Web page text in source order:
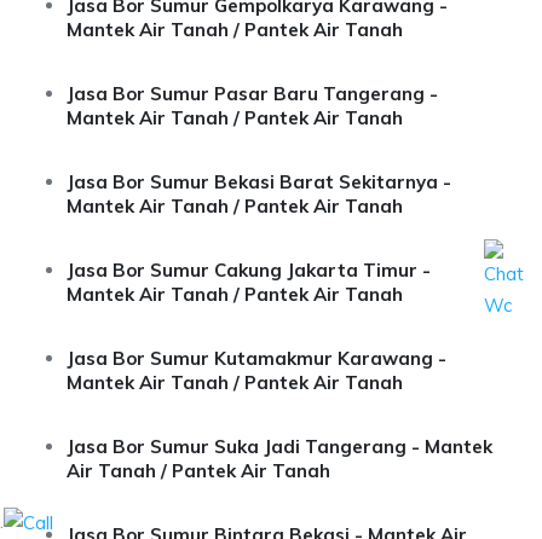
Jasa Bor Sumur Gempolkarya Karawang -
Mantek Air Tanah / Pantek Air Tanah
Jasa Bor Sumur Pasar Baru Tangerang -
Mantek Air Tanah / Pantek Air Tanah
Jasa Bor Sumur Bekasi Barat Sekitarnya -
Mantek Air Tanah / Pantek Air Tanah
Jasa Bor Sumur Cakung Jakarta Timur -
Mantek Air Tanah / Pantek Air Tanah
Jasa Bor Sumur Kutamakmur Karawang -
Mantek Air Tanah / Pantek Air Tanah
Jasa Bor Sumur Suka Jadi Tangerang - Mantek
Air Tanah / Pantek Air Tanah